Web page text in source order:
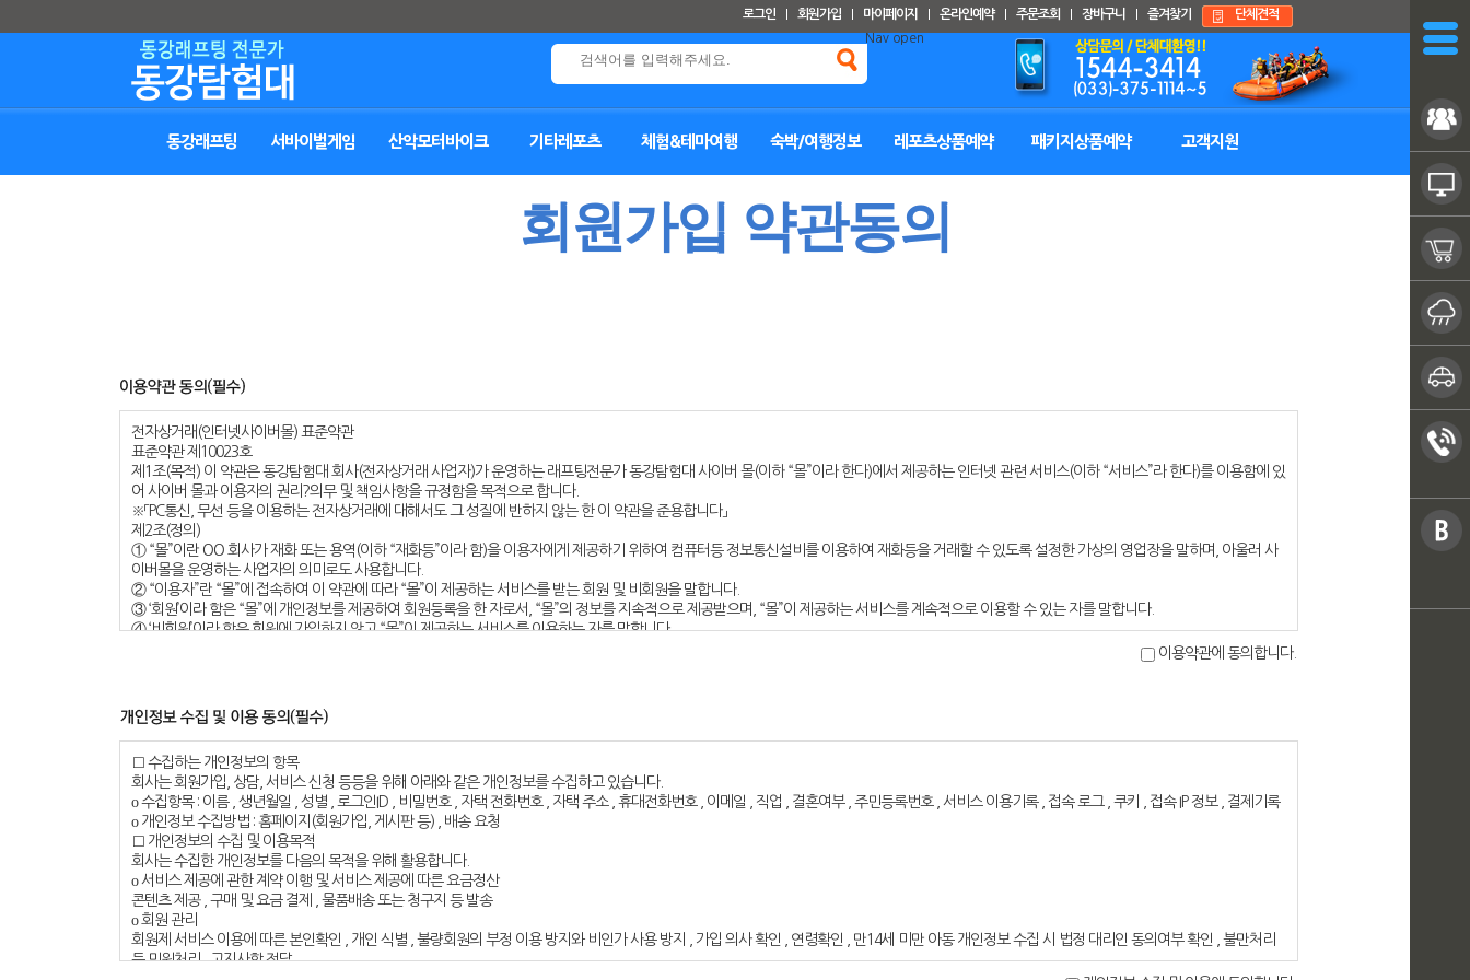
Nav open
로그인 회원가입 마이페이지 온라인예약 주문조회 장바구니 즐겨찾기 단체견적
동강래프팅 서바이벌게임 산악모터바이크 기타레포츠 체험&테마여행 숙박/여행정보 레포츠상품예약 패키지상품예약 고객지원
회원가입 약관동의
전자상거래(인터넷사이버몰) 표준약관
표준약관 제10023호
제1조(목적) 이 약관은 동강탐험대 회사(전자상거래 사업자)가 운영하는 래프팅전문가 동강탐험대 사이버 몰(이하 “몰”이라 한다)에서 제공하는 인터넷 관련 서비스(이하 “서비스”라 한다)를 이용함에 있
어 사이버 몰과 이용자의 권리?의무 및 책임사항을 규정함을 목적으로 합니다.
※「PC통신, 무선 등을 이용하는 전자상거래에 대해서도 그 성질에 반하지 않는 한 이 약관을 준용합니다」
제2조(정의)
① “몰”이란 OO 회사가 재화 또는 용역(이하 “재화등”이라 함)을 이용자에게 제공하기 위하여 컴퓨터등 정보통신설비를 이용하여 재화등을 거래할 수 있도록 설정한 가상의 영업장을 말하며, 아울러 사
이버몰을 운영하는 사업자의 의미로도 사용합니다.
② “이용자”란 “몰”에 접속하여 이 약관에 따라 “몰”이 제공하는 서비스를 받는 회원 및 비회원을 말합니다.
③ ‘회원’이라 함은 “몰”에 개인정보를 제공하여 회원등록을 한 자로서, “몰”의 정보를 지속적으로 제공받으며, “몰”이 제공하는 서비스를 계속적으로 이용할 수 있는 자를 말합니다.
④ ‘비회원’이라 함은 회원에 가입하지 않고 “몰”이 제공하는 서비스를 이용하는 자를 말합니다.
② “몰은 이용자가 약관에 동의하기에 앞서 약관에 정하여져 있는 내용 중 청약철회?배송책임?환불조건 등과 같은 중요한 내용을 이용자가 이해할 수 있도록 별도의 연결화면 또는 팝업화면 등을 제공하
여 이용자의 확인을 구하여야 합니다.
하지 않는 범위에서 이 약관을 개정할 수 있습니다.
④ “몰”이 약관을 개정할 경우에는 적용일자 및 개정사유를 명시하여 현행약관과 함께 몰의 초기화면에 그 적용일자 7일이전부터 적용일자 전일까지 공지합니다.
다만, 이용자에게 불리하게 약관내용을 변경하는 경우에는 최소한 30일 이상의 사전 유예기간을 두고 공지합니다. 이 경우 "몰“은 개정전 내용과 개정후 내용을 명확하게 비교하여 이용자가 알기 쉽도록
표시합니다.
⑤ “몰”이 약관을 개정할 경우에는 그 개정약관은 그 적용일자 이후에 체결되는 계약에만 적용되고 그 이전에 이미 체결된 계약에 대해서는 개정전의 약관조항이 그대로 적용됩니다. 다만 이미 계약을 체
결한 이용자가 개정약관 조항의 적용을 받기를 원하는 뜻을 제3항에 의한 개정약관의 공지기간내에 ‘몰“에 송신하여 ”몰“의 동의를 받은 경우에는 개정약관 조항이 적용됩니다.
⑥ 이 약관에서 정하지 아니한 사항과 이 약관의 해석에 관하여는 전자상거래등에서의소비자보호에관한법률, 약관의규제등에관한법률, 공정거래위원회가 정하는 전자상거래등에서의소비자보호지침
및 관계법령 또는 상관례에 따릅니다.
제4조(서비스의 제공 및 변경)
① “몰”은 다음과 같은 업무를 수행합니다.
1. 재화 또는 용역에 대한 정보 제공 및 구매계약의 체결
이용약관에 동의합니다.
□ 수집하는 개인정보의 항목
회사는 회원가입, 상담, 서비스 신청 등등을 위해 아래와 같은 개인정보를 수집하고 있습니다.
ο 수집항목 : 이름 , 생년월일 , 성별 , 로그인ID , 비밀번호 , 자택 전화번호 , 자택 주소 , 휴대전화번호 , 이메일 , 직업 , 결혼여부 , 주민등록번호 , 서비스 이용기록 , 접속 로그 , 쿠키 , 접속 IP 정보 , 결제기록
ο 개인정보 수집방법 : 홈페이지(회원가입, 게시판 등) , 배송 요청
□ 개인정보의 수집 및 이용목적
회사는 수집한 개인정보를 다음의 목적을 위해 활용합니다.
ο 서비스 제공에 관한 계약 이행 및 서비스 제공에 따른 요금정산
콘텐츠 제공 , 구매 및 요금 결제 , 물품배송 또는 청구지 등 발송
ο 회원 관리
회원제 서비스 이용에 따른 본인확인 , 개인 식별 , 불량회원의 부정 이용 방지와 비인가 사용 방지 , 가입 의사 확인 , 연령확인 , 만14세 미만 아동 개인정보 수집 시 법정 대리인 동의여부 확인 , 불만처리
등 민원처리 , 고지사항 전달